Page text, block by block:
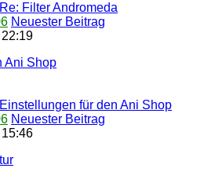
Re: Filter Andromeda
Neuester Beitrag
Ani Shop
Einstellungen für den Ani Shop
Neuester Beitrag